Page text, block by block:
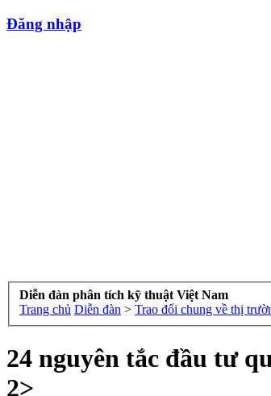
Đăng nhập
Diễn đàn phân tích kỹ thuật Việt Nam
Trang chủ Diễn đàn > Trao đổi chung về thị
24 nguyên tắc đầu tư
2>